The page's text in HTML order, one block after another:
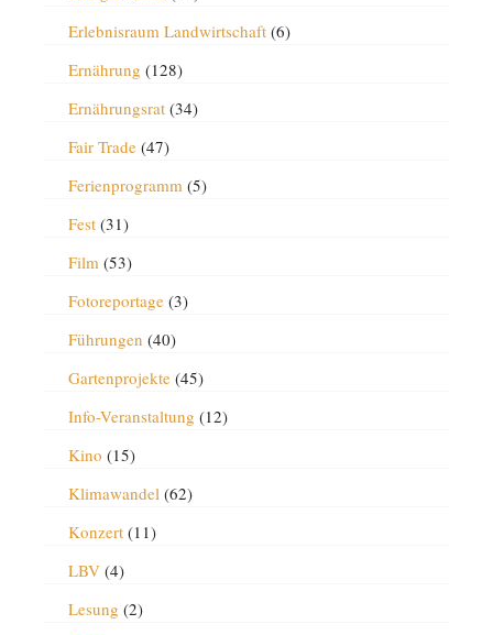
Erlebnisraum Landwirtschaft(6)
Ernährung (128)
Ernährungsrat(34)
Fair Trade(47)
Ferienprogramm(5)
Fest(31)
Film(53)
Fotoreportage(3)
Führungen (40)
Gartenprojekte(45)
Info-Veranstaltung (12)
Kino (15)
Klimawandel(62)
Konzert(11)
LBV(4)
Lesung (2)